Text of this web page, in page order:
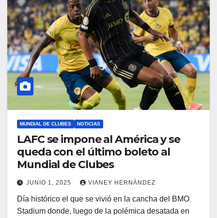
MUNDIAL DE CLUBES NOTICIAS
LAFC se impone al América y se
queda con el último boleto al
Mundial de Clubes
JUNIO 1, 2025 VIANEY HERNÁNDEZ
Día histórico el que se vivió en la cancha del BMO
Stadium donde, luego de la polémica desatada en